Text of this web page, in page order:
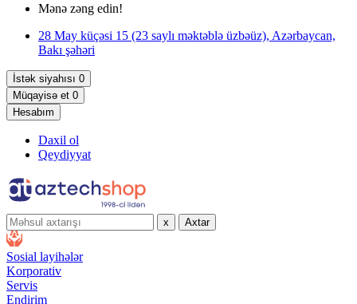
Mənə zəng edin!
28 May küçəsi 15 (23 saylı məktəblə üzbəüz), Azərbaycan,
Bakı şəhəri
İstək siyahısı 0
Müqayisə et 0
Hesabım
Daxil ol
Qeydiyyat
x Axtar
Sosial layihələr
Korporativ
Servis
Endirim